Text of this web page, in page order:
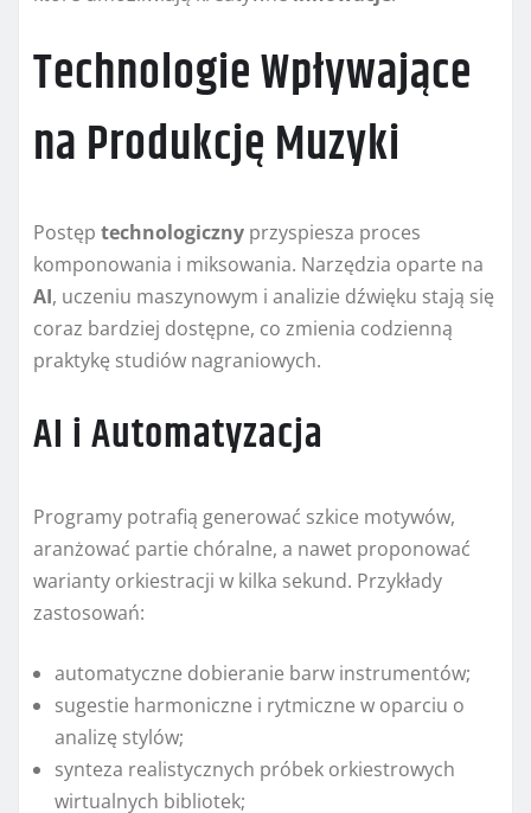
Technologie Wpływające
na Produkcję Muzyki
Postęp technologiczny przyspiesza proces
komponowania i miksowania. Narzędzia oparte na
AI, uczeniu maszynowym i analizie dźwięku stają się
coraz bardziej dostępne, co zmienia codzienną
praktykę studiów nagraniowych.
AI i Automatyzacja
Programy potrafią generować szkice motywów,
aranżować partie chóralne, a nawet proponować
warianty orkiestracji w kilka sekund. Przykłady
zastosowań:
automatyczne dobieranie barw instrumentów;
sugestie harmoniczne i rytmiczne w oparciu o
analizę stylów;
synteza realistycznych próbek orkiestrowych
wirtualnych bibliotek;